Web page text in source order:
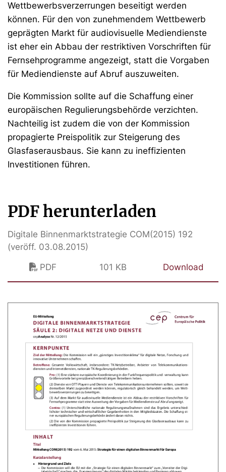
Wettbewerbsverzerrungen beseitigt werden
können. Für den von zunehmendem Wettbewerb
geprägten Markt für audiovisuelle Mediendienste
ist eher ein Abbau der restriktiven Vorschriften für
Fernsehprogramme angezeigt, statt die Vorgaben
für Mediendienste auf Abruf auszuweiten.
Die Kommission sollte auf die Schaffung einer
europäischen Regulierungsbehörde verzichten.
Nachteilig ist zudem die von der Kommission
propagierte Preispolitik zur Steigerung des
Glasfaserausbaus. Sie kann zu ineffizienten
Investitionen führen.
PDF herunterladen
Digitale Binnenmarktstrategie COM(2015) 192
(veröff. 03.08.2015)
PDF
101 KB Download